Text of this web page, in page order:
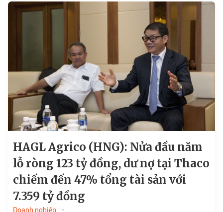
HAGL Agrico (HNG): Nửa đầu năm
lỗ ròng 123 tỷ đồng, dư nợ tại Thaco
chiếm đến 47% tổng tài sản với
7.359 tỷ đồng
Doanh nghiệp